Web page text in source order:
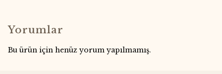
Yorumlar
Bu ürün için henüz yorum yapılmamış.